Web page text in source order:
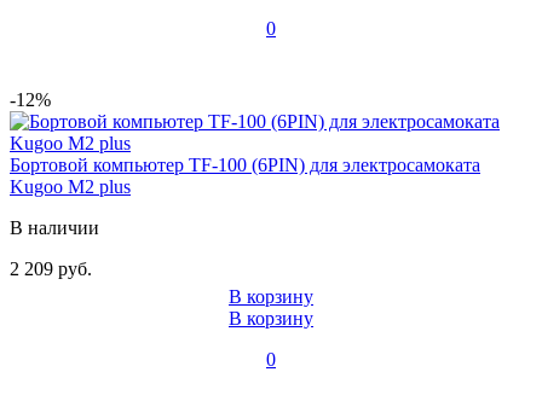
0
-12%
Бортовой компьютер TF-100 (6PIN) для электросамоката
Kugoo M2 plus
В наличии
2 209 руб.
В корзину
В корзину
0